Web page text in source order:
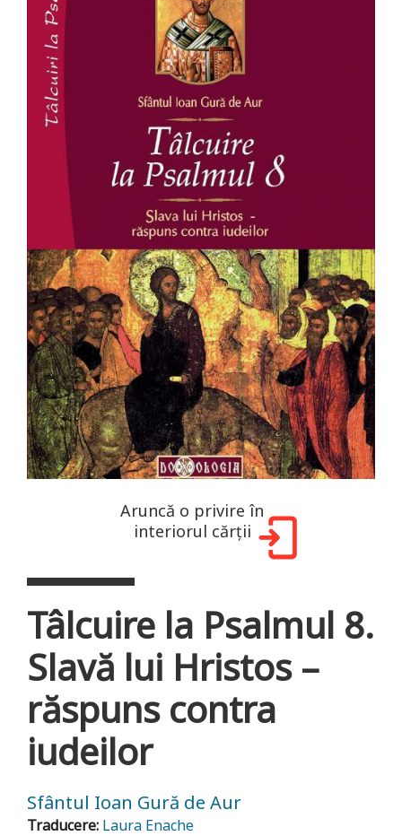
Aruncă o privire în
interiorul cărții
Tâlcuire la Psalmul 8.
Slavă lui Hristos –
răspuns contra
iudeilor
Sfântul Ioan Gură de Aur
Traducere: Laura Enache